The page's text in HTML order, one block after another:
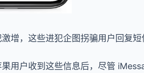
增，这些进犯企图拐骗用户回复短
用户收到这些信息后，尽管